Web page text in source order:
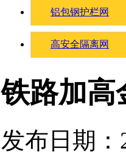
铝包钢护栏网
高安全隔离网
铁路加高
发布日期：